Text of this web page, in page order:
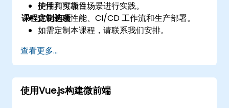
护性和可靠性。
优化构建性能、CI/CD 工作流和生产部署。
使用真实项目场景进行实践。
课程定制选项
如需定制本课程，请联系我们安排。
查看更多...
使用Vue.js构建微前端